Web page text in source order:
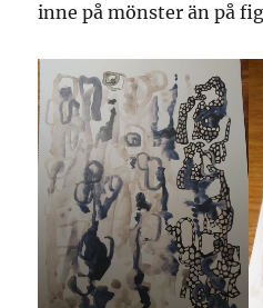
inne på mönster än på